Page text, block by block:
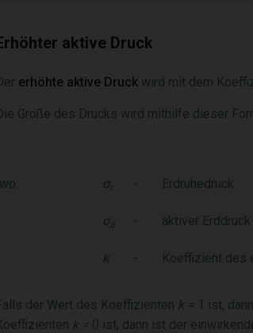
aktive Druck
erhöhte aktive Druck wird mit dem
Größe des Drucks wird mithilfe dieser
wo: σr - Erdruhedruck
σ a - aktiver Erddruck
k - Koeffizient des
der Wert des Koeffizienten k =
1 ist,
k = 0 ist, dann ist der